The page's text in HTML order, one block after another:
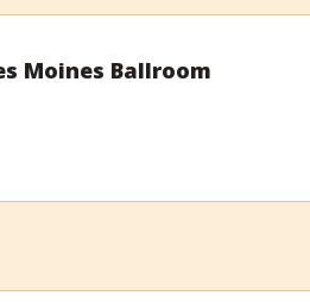
Moines Ballroom